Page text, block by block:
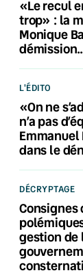
«Le recul
trop» : la
Monique
L'ÉDITO
«On ne
n’a pas
Emmanuel
dans le
DÉCRYPTAGE
Consignes
gestion de